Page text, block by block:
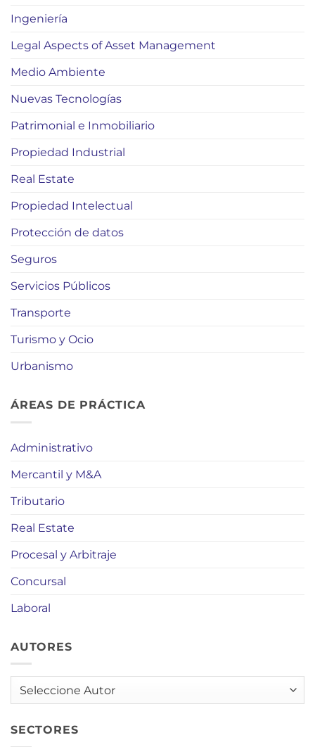
Ingeniería
Legal Aspects of Asset Management
Medio Ambiente
Nuevas Tecnologías
Patrimonial e Inmobiliario
Propiedad Industrial
Real Estate
Propiedad Intelectual
Protección de datos
Seguros
Servicios Públicos
Transporte
Turismo y Ocio
Urbanismo
ÁREAS DE PRÁCTICA
Administrativo
Mercantil y M&A
Tributario
Real Estate
Procesal y Arbitraje
Concursal
Laboral
AUTORES
AUTORES
SECTORES